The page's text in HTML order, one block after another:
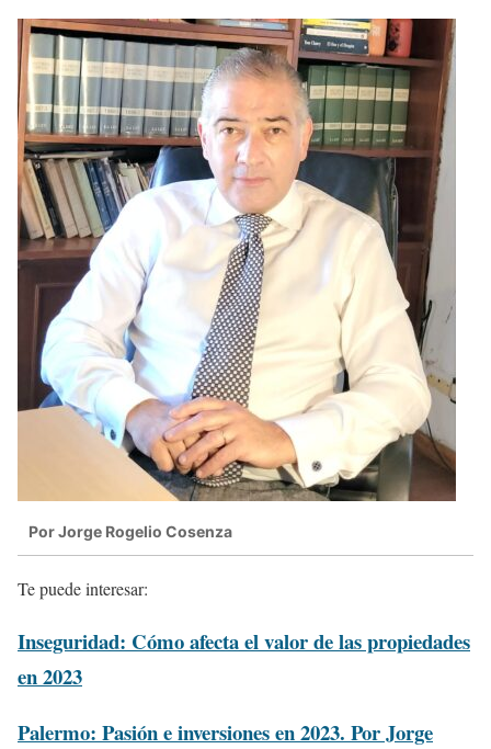
Por Jorge Rogelio Cosenza
Te puede interesar:
Inseguridad: Cómo afecta el valor de las propiedades
en 2023
Palermo: Pasión e inversiones en 2023. Por Jorge